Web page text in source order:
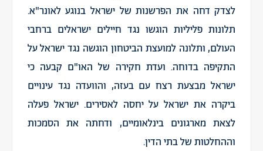
לצדק דחה את הפרשנות של ישראל בנוגע לאונר"א.
תלונות פליליות הוגשו נגד חיילים ישראלים ברחבי
העולם, ותלונה למועצת הביטחון הוגשה נגד ישראל על
התקיפה בדוחה. ועדת חקירה של האו"ם קבעה כי
ישראל מבצעת רצח עם בעזה, והוועדה נגד עינויים
ביקרה את ישראל על יחסה לאסירים. ישראל פעלה
לצאת מארגונים בינלאומיים, ודחתה את הסמכות
וההחלטות של בתי הדין.